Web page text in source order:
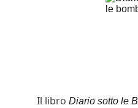
Il libro Diario sotto le